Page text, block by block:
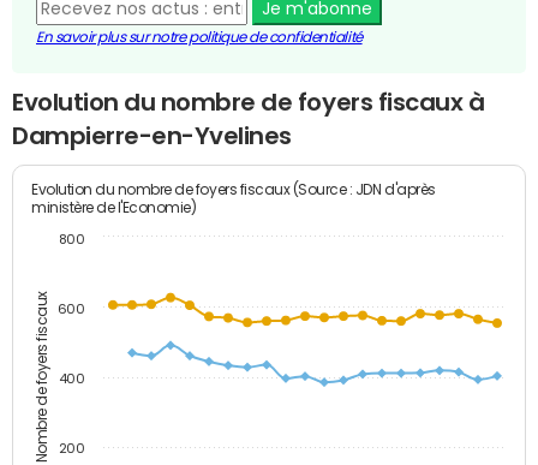
Je m'abonne
En savoir plus sur notre politique de confidentialité
Evolution du nombre de foyers fiscaux à
Dampierre-en-Yvelines
Nombre de foyers fiscaux
Evolution du nombre de foyers fiscaux (Source : JDN d'après
ministère de l'Economie)
200
400
600
800